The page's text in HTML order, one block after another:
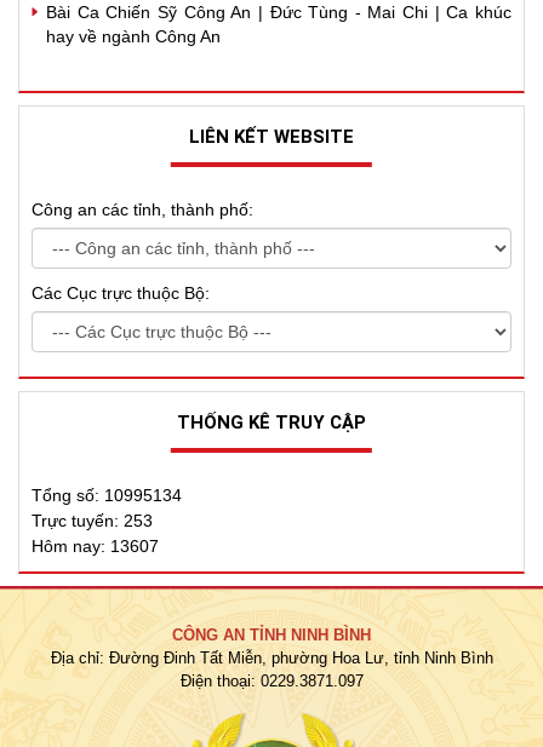
Bài Ca Chiến Sỹ Công An | Đức Tùng - Mai Chi | Ca khúc
hay về ngành Công An
LIÊN KẾT WEBSITE
Công an các tỉnh, thành phố:
Các Cục trực thuộc Bộ:
THỐNG KÊ TRUY CẬP
Tổng số: 10995134
Trực tuyến: 253
Hôm nay: 13607
CÔNG AN TỈNH NINH BÌNH
Địa chỉ: Đường Đinh Tất Miễn, phường Hoa Lư, tỉnh Ninh Bình
Điện thoại: 0229.3871.097